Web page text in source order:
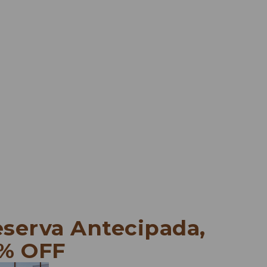
Antecipada,
OFF